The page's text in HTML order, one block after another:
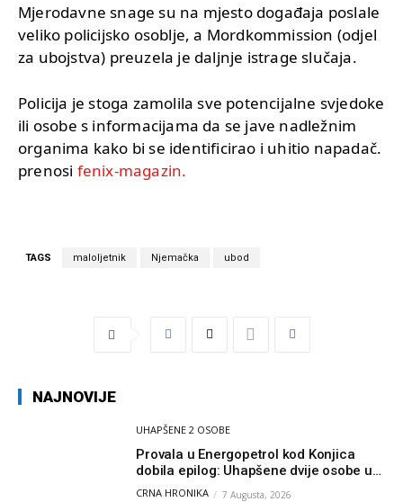
Mjerodavne snage su na mjesto događaja poslale
veliko policijsko osoblje, a Mordkommission (odjel
za ubojstva) preuzela je daljnje istrage slučaja.
Policija je stoga zamolila sve potencijalne svjedoke
ili osobe s informacijama da se jave nadležnim
organima kako bi se identificirao i uhitio napadač.
prenosi fenix-magazin.
TAGS maloljetnik Njemačka ubod
NAJNOVIJE
UHAPŠENE 2 OSOBE
Provala u Energopetrol kod Konjica
dobila epilog: Uhapšene dvije osobe u
Čapljini i Jablanici
CRNA HRONIKA 7 Augusta, 2026